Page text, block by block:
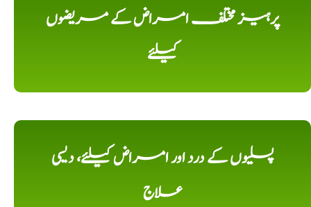
پرہیز مختلف امراض کے مریضوں
کیلئے
پسلیوں کے درد اور امراض کیلئے، دیسی
علاج